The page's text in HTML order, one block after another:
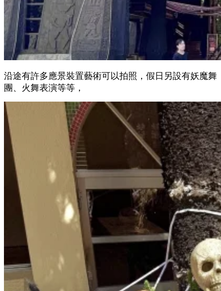
沿途有許多應景裝置藝術可以拍照，假日另設有妖魔舞
團、火舞表演等等，